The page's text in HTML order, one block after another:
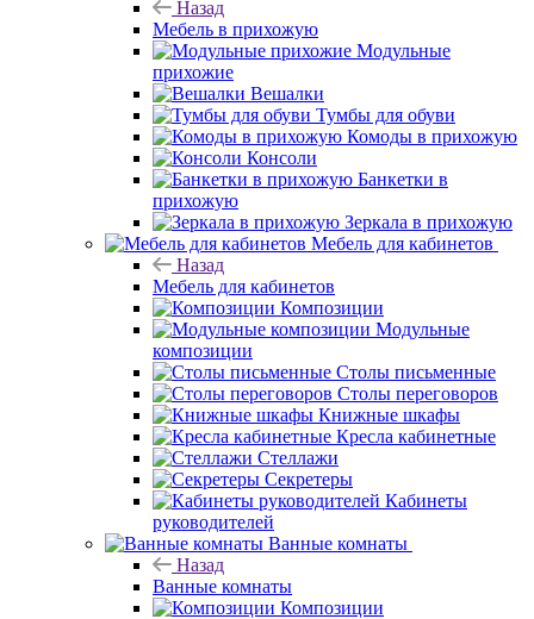
Назад
Мебель в прихожую
Модульные
прихожие
Вешалки
Тумбы для обуви
Комоды в прихожую
Консоли
Банкетки в
прихожую
Зеркала в прихожую
Мебель для кабинетов
Назад
Мебель для кабинетов
Композиции
Модульные
композиции
Столы письменные
Столы переговоров
Книжные шкафы
Кресла кабинетные
Стеллажи
Секретеры
Кабинеты
руководителей
Ванные комнаты
Назад
Ванные комнаты
Композиции